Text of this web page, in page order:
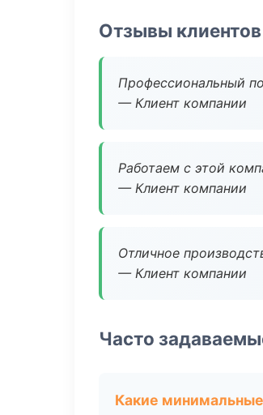
Отзывы клиентов
Профессиональный
— Клиент компании
Работаем с этой
— Клиент компании
Отличное
— Клиент компании
Часто
Какие